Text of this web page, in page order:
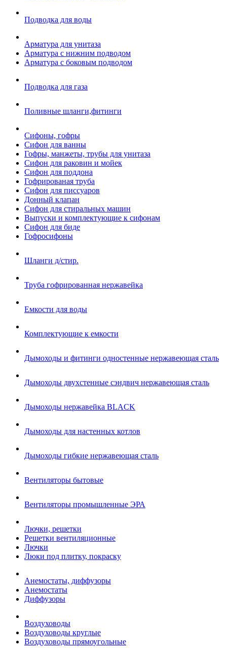
Подводка для воды
Арматура для унитаза
Арматура с нижним подводом
Арматура с боковым подводом
Подводка для газа
Поливные шланги,фитинги
Сифоны, гофры
Сифон для ванны
Гофры, манжеты, трубы для унитаза
Сифон для раковин и мойек
Сифон для поддона
Гофрированая труба
Сифон для писсуаров
Донный клапан
Сифон для стиральных машин
Выпуски и комплектующие к сифонам
Сифон для биде
Гофросифоны
Шланги д/стир.
Труба гофрированная нержавейка
Емкости для воды
Комплектующие к емкости
Дымоходы и фитинги одностенные нержавеющая сталь
Дымоходы двухстенные сэндвич нержавеющая сталь
Дымоходы нержавейка BLACK
Дымоходы для настенных котлов
Дымоходы гибкие нержавеющая сталь
Вентиляторы бытовые
Вентиляторы промышленные ЭРА
Лючки, решетки
Решетки вентиляционные
Лючки
Люки под плитку, покраску
Анемостаты, диффузоры
Анемостаты
Диффузоры
Воздуховоды
Воздуховоды круглые
Воздуховоды прямоугольные